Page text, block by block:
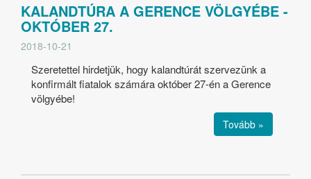
KALANDTÚRA A GERENCE VÖLGYÉBE -
OKTÓBER 27.
2018-10-21
Szeretettel hirdetjük, hogy kalandtúrát szervezünk a
konfirmált fiatalok számára október 27-én a Gerence
völgyébe!
Tovább »